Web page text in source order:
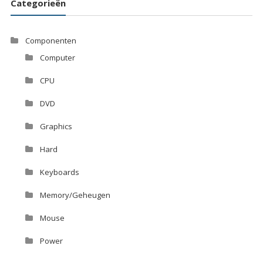
Categorieën
Componenten
Computer
CPU
DVD
Graphics
Hard
Keyboards
Memory/Geheugen
Mouse
Power